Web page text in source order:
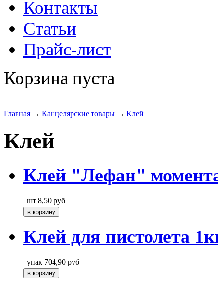
Контакты
Статьи
Прайс-лист
Корзина пуста
Главная → Канцелярские товары → Клей
Клей
Клей "Лефан"
шт 8,50 руб
Клей для пистолета
упак 704,90 руб